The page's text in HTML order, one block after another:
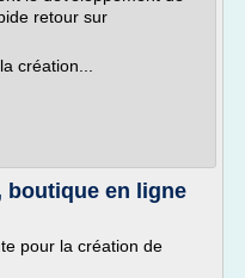
retour sur
création...
boutique en ligne
pour la création de